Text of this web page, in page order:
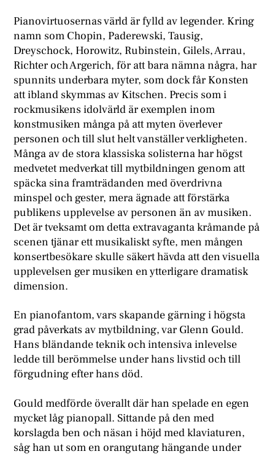
Pianovirtuosernas värld är fylld av legender. Kring
namn som Chopin, Paderewski, Tausig,
Dreyschock, Horowitz, Rubinstein, Gilels, Arrau,
Richter och Argerich, för att bara nämna några, har
spunnits underbara myter, som dock får Konsten
att ibland skymmas av Kitschen. Precis som i
rockmusikens idolvärld är exemplen inom
konstmusiken många på att myten överlever
personen och till slut helt vanställer verkligheten.
Många av de stora klassiska solisterna har högst
medvetet medverkat till mytbildningen genom att
späcka sina framträdanden med överdrivna
minspel och gester, mera ägnade att förstärka
publikens upplevelse av personen än av musiken.
Det är tveksamt om detta extravaganta kråmande på
scenen tjänar ett musikaliskt syfte, men mången
konsertbesökare skulle säkert hävda att den visuella
upplevelsen ger musiken en ytterligare dramatisk
dimension.
En pianofantom, vars skapande gärning i högsta
grad påverkats av mytbildning, var Glenn Gould.
Hans bländande teknik och intensiva inlevelse
ledde till berömmelse under hans livstid och till
förgudning efter hans död.
Gould medförde överallt där han spelade en egen
mycket låg pianopall. Sittande på den med
korslagda ben och näsan i höjd med klaviaturen,
såg han ut som en orangutang hängande under